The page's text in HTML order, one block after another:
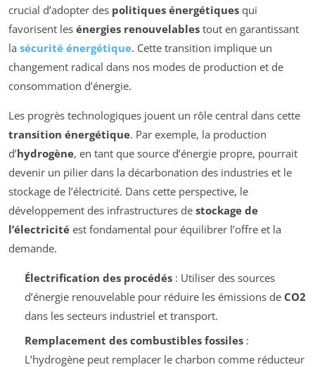
crucial d’adopter des politiques énergétiques qui
favorisent les énergies renouvelables tout en garantissant
la sécurité énergétique. Cette transition implique un
changement radical dans nos modes de production et de
consommation d’énergie.
Les progrès technologiques jouent un rôle central dans cette
transition énergétique. Par exemple, la production
d’hydrogène, en tant que source d’énergie propre, pourrait
devenir un pilier dans la décarbonation des industries et le
stockage de l’électricité. Dans cette perspective, le
développement des infrastructures de stockage de
l’électricité est fondamental pour équilibrer l’offre et la
demande.
Électrification des procédés: Utiliser des sources
d’énergie renouvelable pour réduire les émissions de CO2
dans les secteurs industriel et transport.
Remplacement des combustibles fossiles:
L’hydrogène peut remplacer le charbon comme réducteur